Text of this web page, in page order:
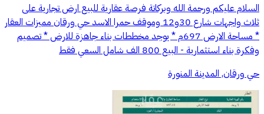
السلام عليكم ورحمة الله وبركاتة فرصة عقارية للبيع ارض تجارية على
ثلاث واجهات شارع 30و12 وموقف حمرا الاسد حي ورقان مميزات العقار
* مساحة الارض 697م * يوجد مخططات بناء جاهزة للارض * تصميم
وفكرة بناء استثمارية - البيع 800 الف شامل السعي فقط
حي ورقان, المدينة المنورة